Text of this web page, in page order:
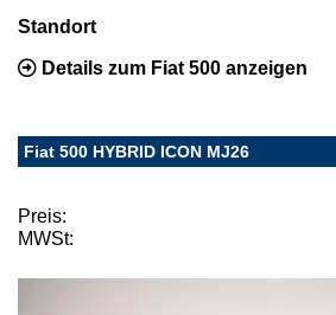
Standort
Details zum Fiat 500 anzeigen
Fiat 500 HYBRID ICON MJ26
Preis:
MWSt: